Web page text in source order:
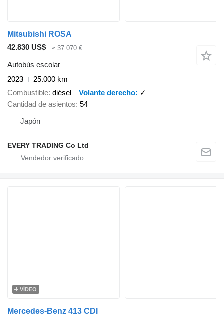
Mitsubishi ROSA
42.830 US$
≈ 37.070 €
Autobús escolar
2023
25.000 km
Combustible diésel Volante derecho
✓
Cantidad de asientos 54
Japón
EVERY TRADING Co Ltd
VÍDEO
Mercedes-Benz 413 CDI